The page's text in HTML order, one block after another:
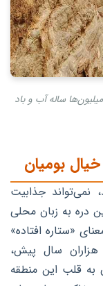
ساله آب و باد
خیال بومیان
جذابیت
دره به زبان محلی
«ستاره افتاده»
سال پیش،
به قلب این منطقه